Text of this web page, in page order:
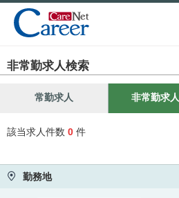
非常勤求人検索
常勤求人 非常勤求人
該当求人件数 0 件
勤務地